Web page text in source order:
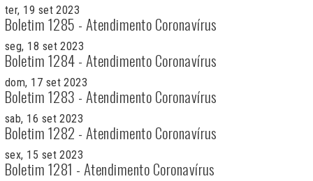
ter, 19 set 2023
Boletim 1285 - Atendimento Coronavírus
seg, 18 set 2023
Boletim 1284 - Atendimento Coronavírus
dom, 17 set 2023
Boletim 1283 - Atendimento Coronavírus
sab, 16 set 2023
Boletim 1282 - Atendimento Coronavírus
sex, 15 set 2023
Boletim 1281 - Atendimento Coronavírus